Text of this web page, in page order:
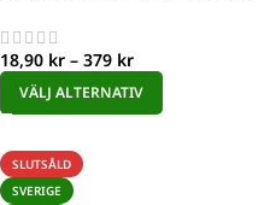
18,90 kr – 379 kr
VÄLJ ALTERNATIV
SLUTSÅLD
SVERIGE